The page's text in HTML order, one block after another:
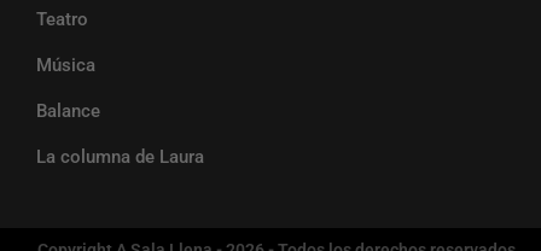
Teatro
Música
Balance
La columna de Laura